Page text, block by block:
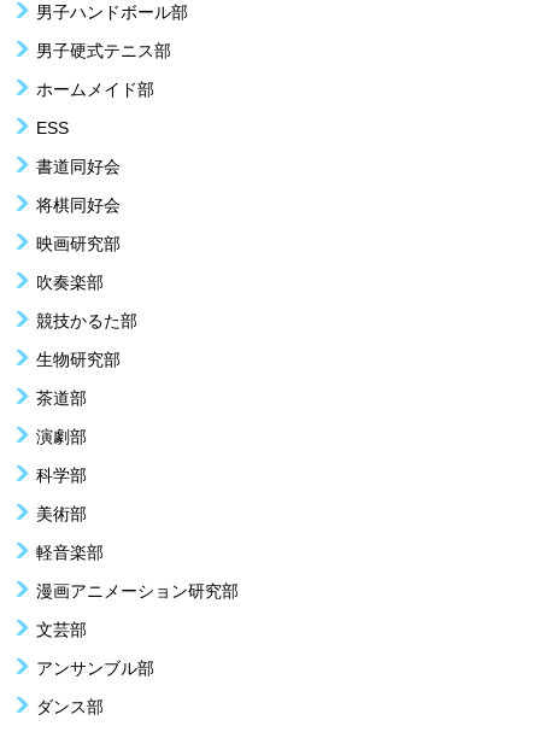
男子ハンドボール部
男子硬式テニス部
ホームメイド部
ESS
書道同好会
将棋同好会
映画研究部
吹奏楽部
競技かるた部
生物研究部
茶道部
演劇部
科学部
美術部
軽音楽部
漫画アニメーション研究部
文芸部
アンサンブル部
ダンス部